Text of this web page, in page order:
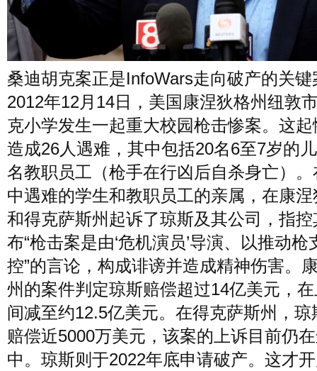
桑迪胡克案正是InfoWars走向破产的关键
2012年12月14日，美国康涅狄格州纽敦
克小学发生一起重大校园枪击惨案。这
造成26人遇难，其中包括20名6至7岁的
名教职员工（枪手在行凶后自杀身亡）
中遇难的学生和教职员工的亲属，在康
和得克萨斯州起诉了琼斯及其公司，指控
布“枪击案是由‘危机演员’导演、以推动枪
控”的言论，构成诽谤并造成精神伤害。
州的案件判定琼斯赔偿超过14亿美元，
间减至约12.5亿美元。在得克萨斯州，琼
赔偿近5000万美元，该案的上诉目前仍
中。琼斯则于2022年底申请破产。这才